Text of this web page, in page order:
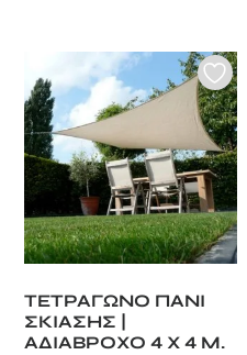
ΤΕΤΡΑΓΩΝΟ ΠΑΝΙ
ΣΚΙΑΣΗΣ |
ΑΔΙΑΒΡΟΧΟ 4 Χ 4 Μ.